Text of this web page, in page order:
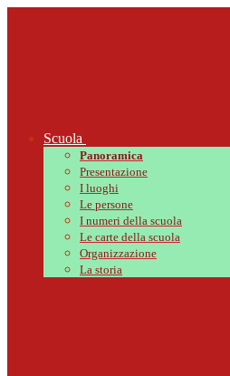
Scuola
Panoramica
Presentazione
I luoghi
Le persone
I numeri della scuola
Le carte della scuola
Organizzazione
La storia